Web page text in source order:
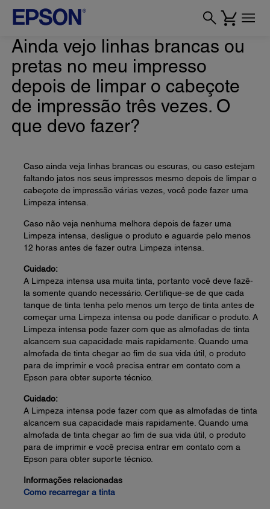
Ainda vejo linhas brancas ou
pretas no meu impresso
depois de limpar o cabeçote
de impressão três vezes. O
que devo fazer?
Caso ainda veja linhas brancas ou escuras, ou caso estejam
faltando jatos nos seus impressos mesmo depois de limpar o
cabeçote de impressão várias vezes, você pode fazer uma
Limpeza intensa.
Caso não veja nenhuma melhora depois de fazer uma
Limpeza intensa, desligue o produto e aguarde pelo menos
12 horas antes de fazer outra Limpeza intensa.
Cuidado:
A Limpeza intensa usa muita tinta, portanto você deve fazê-
la somente quando necessário. Certifique-se de que cada
tanque de tinta tenha pelo menos um terço de tinta antes de
começar uma Limpeza intensa ou pode danificar o produto. A
Limpeza intensa pode fazer com que as almofadas de tinta
alcancem sua capacidade mais rapidamente. Quando uma
almofada de tinta chegar ao fim de sua vida útil, o produto
para de imprimir e você precisa entrar em contato com a
Epson para obter suporte técnico.
Cuidado:
A Limpeza intensa pode fazer com que as almofadas de tinta
alcancem sua capacidade mais rapidamente. Quando uma
almofada de tinta chegar ao fim de sua vida útil, o produto
para de imprimir e você precisa entrar em contato com a
Epson para obter suporte técnico.
Informações relacionadas
Como recarregar a tinta